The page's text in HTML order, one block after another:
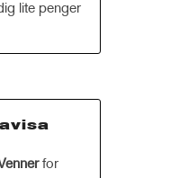
lite penger
for